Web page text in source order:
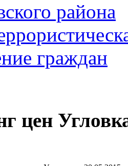
района
граждан
цен